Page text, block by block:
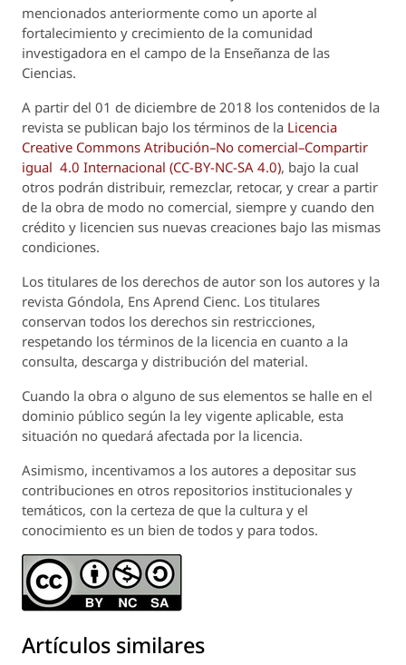
mencionados anteriormente como un aporte al
fortalecimiento y crecimiento de la comunidad
investigadora en el campo de la Enseñanza de las
Ciencias.
A partir del 01 de diciembre de 2018 los contenidos de la
revista se publican bajo los términos de la Licencia
Creative Commons Atribución–No comercial–Compartir
igual 4.0 Internacional (CC-BY-NC-SA 4.0), bajo la cual
otros podrán distribuir, remezclar, retocar, y crear a partir
de la obra de modo no comercial, siempre y cuando den
crédito y licencien sus nuevas creaciones bajo las mismas
condiciones.
Los titulares de los derechos de autor son los autores y la
revista Góndola, Ens Aprend Cienc. Los titulares
conservan todos los derechos sin restricciones,
respetando los términos de la licencia en cuanto a la
consulta, descarga y distribución del material.
Cuando la obra o alguno de sus elementos se halle en el
dominio público según la ley vigente aplicable, esta
situación no quedará afectada por la licencia.
Asimismo, incentivamos a los autores a depositar sus
contribuciones en otros repositorios institucionales y
temáticos, con la certeza de que la cultura y el
conocimiento es un bien de todos y para todos.
Artículos similares